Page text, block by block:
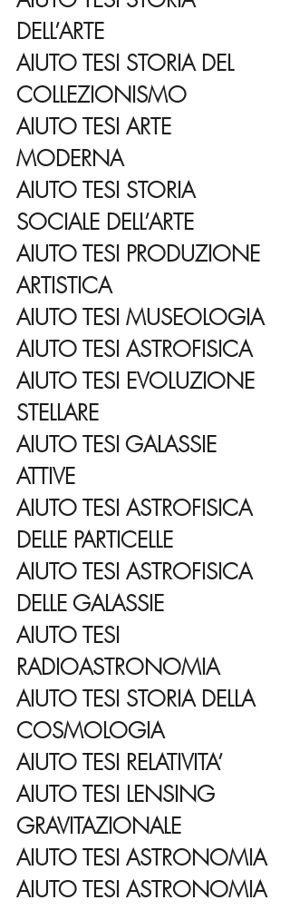
DELL’ARTE
AIUTO TESI STORIA DEL
COLLEZIONISMO
AIUTO TESI ARTE
MODERNA
AIUTO TESI STORIA
SOCIALE DELL’ARTE
AIUTO TESI PRODUZIONE
ARTISTICA
AIUTO TESI MUSEOLOGIA
AIUTO TESI ASTROFISICA
AIUTO TESI EVOLUZIONE
STELLARE
AIUTO TESI GALASSIE
ATTIVE
AIUTO TESI ASTROFISICA
DELLE PARTICELLE
AIUTO TESI ASTROFISICA
DELLE GALASSIE
AIUTO TESI
RADIOASTRONOMIA
AIUTO TESI STORIA DELLA
COSMOLOGIA
AIUTO TESI RELATIVITA’
AIUTO TESI LENSING
GRAVITAZIONALE
AIUTO TESI ASTRONOMIA
AIUTO TESI ASTRONOMIA